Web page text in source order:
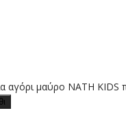
αγόρι μαύρο ΝATH KIDS